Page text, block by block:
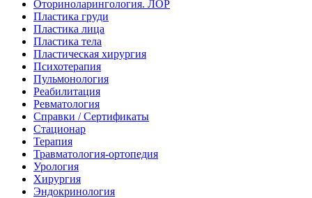
Оториноларингология. ЛОР
Пластика груди
Пластика лица
Пластика тела
Пластическая хирургия
Психотерапия
Пульмонология
Реабилитация
Ревматология
Справки / Сертификаты
Стационар
Терапия
Травматология-ортопедия
Урология
Хирургия
Эндокринология